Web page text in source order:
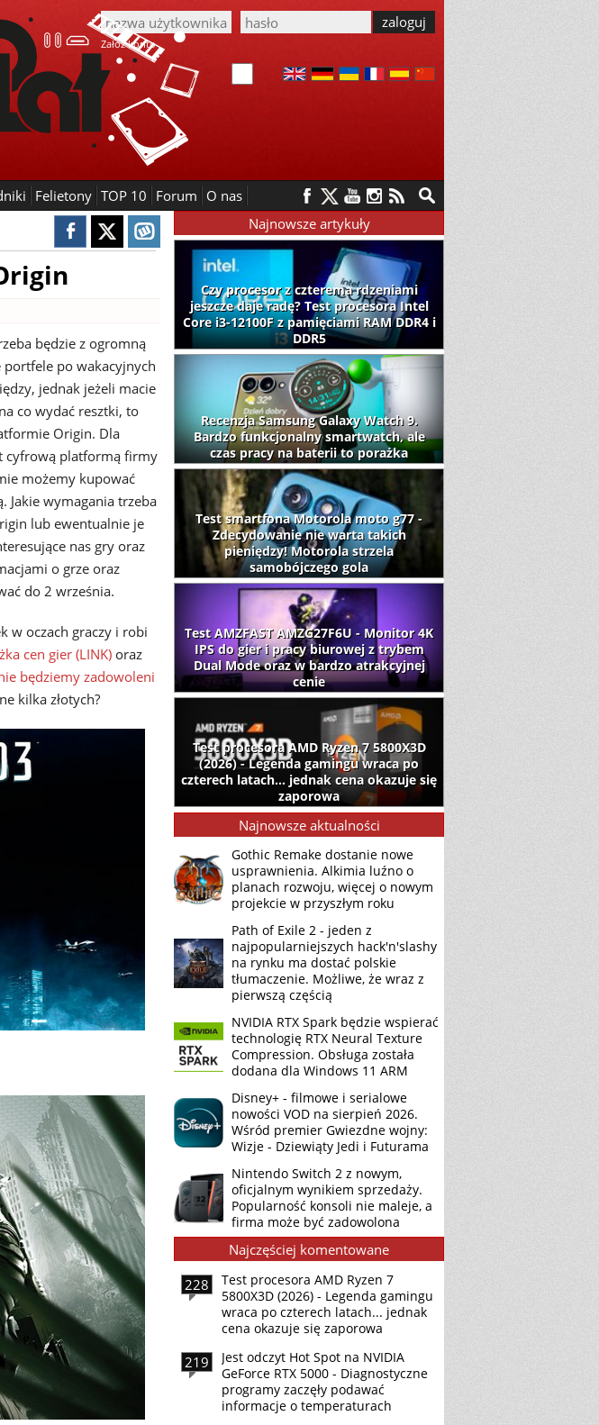
Załóż konto
Felietony TOP 10 Forum O nas
będzie z ogromną
portfele po wakacyjnych
jednak jeżeli macie
co wydać resztki, to
Origin. Dla
cyfrową platformą firmy
możemy kupować
Jakie wymagania trzeba
lub ewentualnie je
nas gry oraz
o grze oraz
do 2 września.
w oczach graczy i robi
cen gier (LINK) oraz
będziemy zadowoleni
kilka złotych?
Najnowsze artykuły
Czy procesor z czterema rdzeniami
jeszcze daje radę? Test procesora Intel
Core i3-12100F z pamięciami RAM DDR4 i
DDR5
Recenzja Samsung Galaxy Watch 9.
Bardzo funkcjonalny smartwatch, ale
czas pracy na baterii to porażka
Test smartfona Motorola moto g77 -
Zdecydowanie nie warta takich
pieniędzy! Motorola strzela
samobójczego gola
Test AMZFAST AMZG27F6U - Monitor 4K
IPS do gier i pracy biurowej z trybem
Dual Mode oraz w bardzo atrakcyjnej
cenie
Test procesora AMD Ryzen 7 5800X3D
(2026) - Legenda gamingu wraca po
czterech latach... jednak cena okazuje się
zaporowa
Najnowsze aktualności
Gothic Remake dostanie nowe
usprawnienia. Alkimia luźno o
planach rozwoju, więcej o nowym
projekcie w przyszłym roku
Path of Exile 2 - jeden z
najpopularniejszych hack'n'slashy
na rynku ma dostać polskie
tłumaczenie. Możliwe, że wraz z
pierwszą częścią
NVIDIA RTX Spark będzie wspierać
technologię RTX Neural Texture
Compression. Obsługa została
dodana dla Windows 11 ARM
Disney+ - filmowe i serialowe
nowości VOD na sierpień 2026.
Wśród premier Gwiezdne wojny:
Wizje - Dziewiąty Jedi i Futurama
Nintendo Switch 2 z nowym,
oficjalnym wynikiem sprzedaży.
Popularność konsoli nie maleje, a
firma może być zadowolona
Najczęściej komentowane
228
Test procesora AMD Ryzen 7
5800X3D (2026) - Legenda gamingu
wraca po czterech latach... jednak
cena okazuje się zaporowa
219
Jest odczyt Hot Spot na NVIDIA
GeForce RTX 5000 - Diagnostyczne
programy zaczęły podawać
informacje o temperaturach